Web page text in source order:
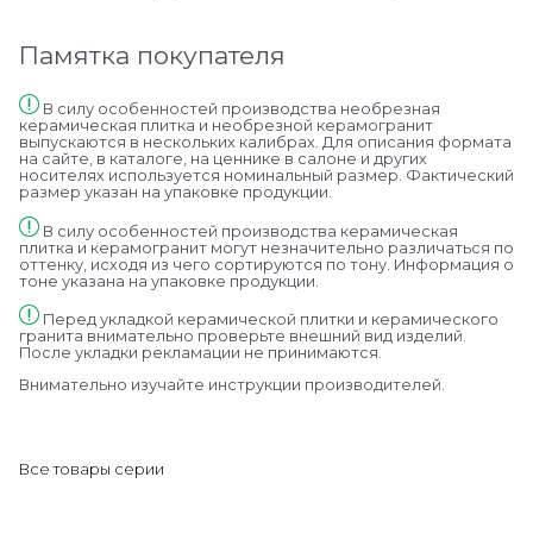
Памятка покупателя
В силу особенностей производства необрезная
керамическая плитка и необрезной керамогранит
выпускаются в нескольких калибрах. Для описания формата
на сайте, в каталоге, на ценнике в салоне и других
носителях используется номинальный размер. Фактический
размер указан на упаковке продукции.
В силу особенностей производства керамическая
плитка и керамогранит могут незначительно различаться по
оттенку, исходя из чего сортируются по тону. Информация о
тоне указана на упаковке продукции.
Перед укладкой керамической плитки и керамического
гранита внимательно проверьте внешний вид изделий.
После укладки рекламации не принимаются.
Внимательно изучайте инструкции производителей.
Все товары серии